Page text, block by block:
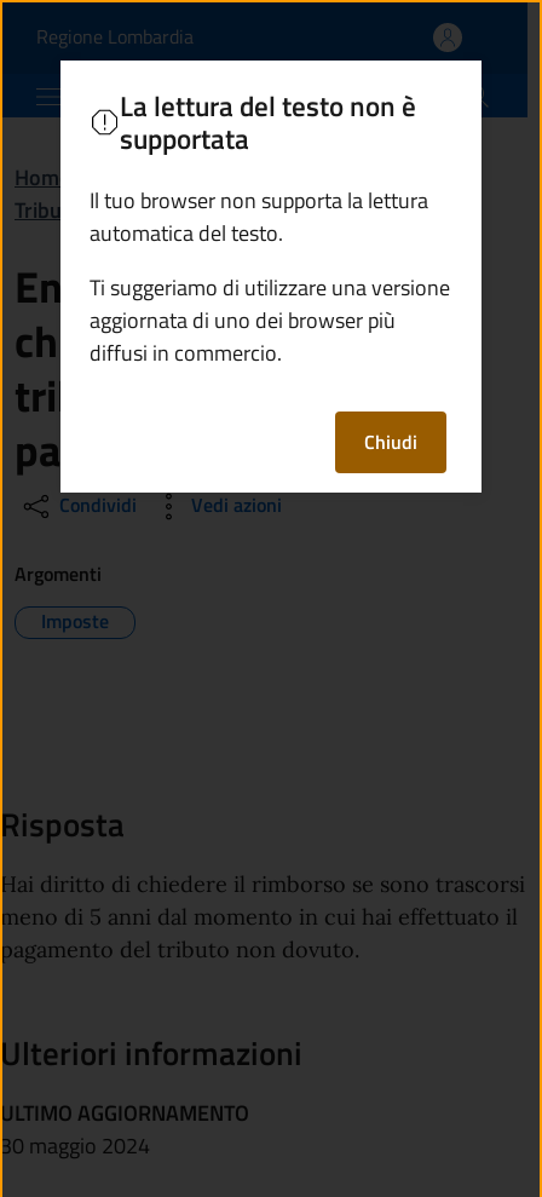
Entro quanti anni
Regione Lombardia(apre in un'altra scheda).
Comune di Cevo
Home
Tributi, finanze e contravvenzioni
Entro quanti anni posso
chiedere il rimborso dei
tributi non dovuti che ho
pagato?
Condividi Vedi azioni
La lettura del testo non è
supportata
Il tuo browser non supporta la lettura
automatica del testo.
Ti suggeriamo di utilizzare una versione
aggiornata di uno dei browser più
diffusi in commercio.
Chiudi
Argomenti
Imposte
Risposta
Hai diritto di chiedere il rimborso se sono trascorsi
meno di 5 anni dal momento in cui hai effettuato il
pagamento del tributo non dovuto.
Ulteriori informazioni
ULTIMO AGGIORNAMENTO
30 maggio 2024